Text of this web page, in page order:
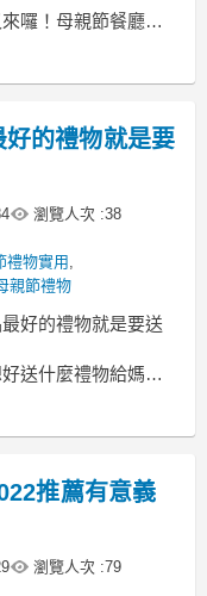
囉！母親節餐廳台
買傳統的奶油蛋糕
的禮物就是要
瀏覽人次 :38
禮物實用 ,
親節禮物
好的禮物就是要送
送什麼禮物給媽媽
妝品
給媽媽以表孝心
品
完整攻略
推薦有意義
瀏覽人次 :79